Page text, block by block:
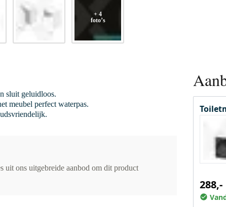
+ 4
foto’s
sluit geluidloos.
meubel perfect waterpas.
uit ons uitgebreide aanbod om dit product
288,-